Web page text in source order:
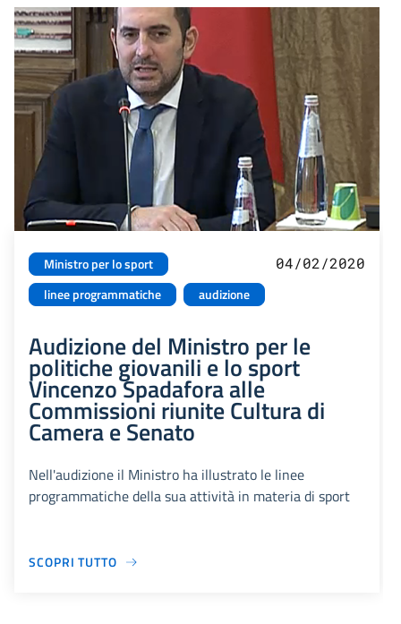
Ministro per lo sport
linee programmatiche
audizione
04/02/2020
Audizione del Ministro per le
politiche giovanili e lo sport
Vincenzo Spadafora alle
Commissioni riunite Cultura di
Camera e Senato
Nell'audizione il Ministro ha illustrato le linee
programmatiche della sua attività in materia di sport
SCOPRI TUTTO